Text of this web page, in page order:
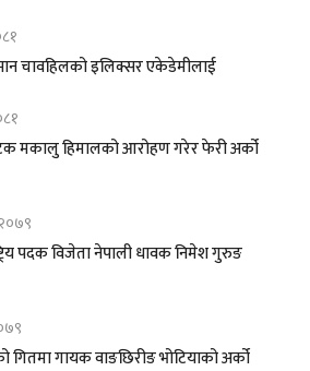
चावहिलको इलिक्सर एकेडेमीलाई
मकालु हिमालको आरोहण गरेर फेरी अर्को
पदक विजेता नेपाली धावक निमेश गुरुङ
गितमा गायक वाङछिरीङ भोटियाको अर्को